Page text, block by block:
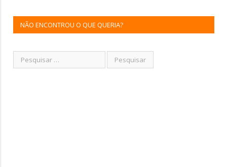
NÃO ENCONTROU O QUE QUERIA?